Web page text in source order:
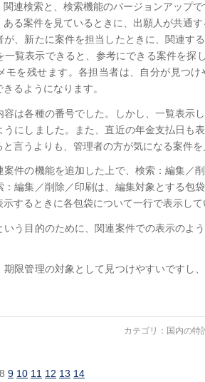
連検索と、検索機能のバージョンアップで
ある案件を見ているときに、出願人が共通
が、新たに案件を担当したときに、関連す
一覧表示できると、参考にできる案件を探
モを残せます。各担当者は、自分が見つ
るようになります。
容は各種の番号でした。しかし、一覧表示
うにしました。また、直近の年金支払日も
言うよりも、管理者の方が気になる案件
案件の機能を追加した上で、検索：編集／
：編集／削除／印刷は、編集対象とする包
示するときに各包袋について一行で表示し
いう目的のために、関連案件での表示のよ
期限管理の対象として見つけやすいですし
カテゴリ： 国内の特
8 9 10 11 12 13 14